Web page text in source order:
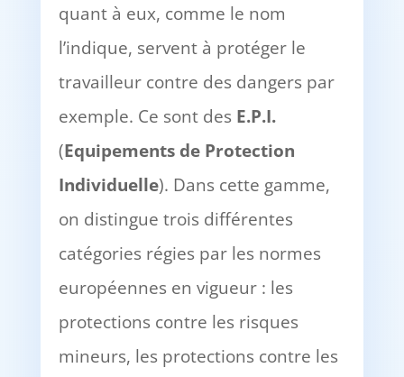
quant à eux, comme le nom
l’indique, servent à protéger le
travailleur contre des dangers par
exemple. Ce sont des E.P.I.
(Equipements de Protection
Individuelle). Dans cette gamme,
on distingue trois différentes
catégories régies par les normes
européennes en vigueur : les
protections contre les risques
mineurs, les protections contre les